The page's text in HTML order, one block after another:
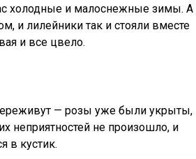
холодные и малоснежные зимы. А
и лилейники так и стояли вместе
и все цвело.
— розы уже были укрыты,
неприятностей не произошло, и
в кустик.